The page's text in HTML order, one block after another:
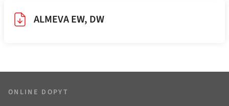
ALMEVA EW, DW
ONLINE DOPYT